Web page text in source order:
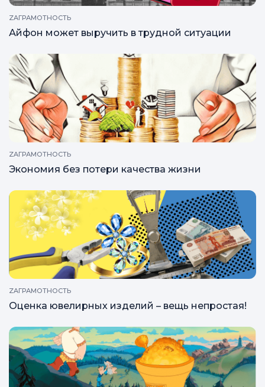
ZAГРАМОТНОСТЬ
Айфон может выручить в трудной ситуации
ZAГРАМОТНОСТЬ
Экономия без потери качества жизни
ZAГРАМОТНОСТЬ
Оценка ювелирных изделий – вещь непростая!